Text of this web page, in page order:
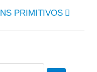
PRIMITIVOS